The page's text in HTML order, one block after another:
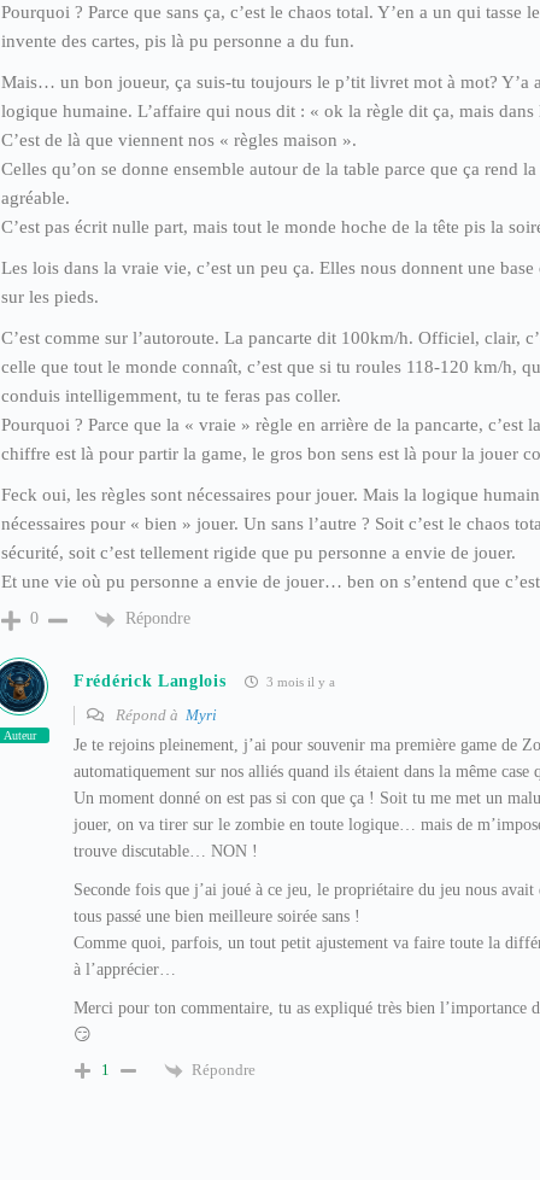
Pourquoi ? Parce que sans ça, c’est le chaos total. Y’en a un qui tasse
invente des cartes, pis là pu personne a du fun.
Mais… un bon joueur, ça suis-tu toujours le p’tit livret mot à mot? Y’a
logique humaine. L’affaire qui nous dit : « ok la règle dit ça, mais dans
C’est de là que viennent nos « règles maison ».
Celles qu’on se donne ensemble autour de la table parce que ça rend
agréable.
C’est pas écrit nulle part, mais tout le monde hoche de la tête pis la
Les lois dans la vraie vie, c’est un peu ça. Elles nous donnent une
sur les pieds.
C’est comme sur l’autoroute. La pancarte dit 100km/h. Officiel, clair,
celle que tout le monde connaît, c’est que si tu roules 118-120 km/h,
conduis intelligemment, tu te feras pas coller.
Pourquoi ? Parce que la « vraie » règle en arrière de la pancarte, c’est
chiffre est là pour partir la game, le gros bon sens est là pour la jouer
Feck oui, les règles sont nécessaires pour jouer. Mais la logique
nécessaires pour « bien » jouer. Un sans l’autre ? Soit c’est le chaos
sécurité, soit c’est tellement rigide que pu personne a envie de jouer.
Et une vie où pu personne a envie de jouer… ben on s’entend que
0 Répondre
Auteur
Frédérick Langlois 3 mois il y a
Répond à Myri
Je te rejoins pleinement, j’ai pour souvenir ma première game de
automatiquement sur nos alliés quand ils étaient dans la même case
Un moment donné on est pas si con que ça ! Soit tu me met un
jouer, on va tirer sur le zombie en toute logique… mais de
trouve discutable… NON !
Seconde fois que j’ai joué à ce jeu, le propriétaire du jeu nous
tous passé une bien meilleure soirée sans !
Comme quoi, parfois, un tout petit ajustement va faire toute la
à l’apprécier…
Merci pour ton commentaire, tu as expliqué très bien l’importance
😏
1
Répondre